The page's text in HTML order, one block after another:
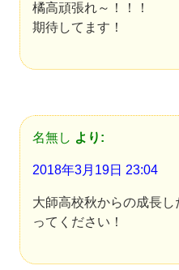
橘高頑張れ～！！！
期待してます！
名無し より:
2018年3月19日 23:04
大師高校秋からの成長
ってください！